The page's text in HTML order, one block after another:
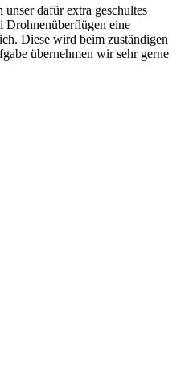
dafür extra geschultes
Drohnenüberflügen eine
Diese wird beim zuständigen
übernehmen wir sehr gerne